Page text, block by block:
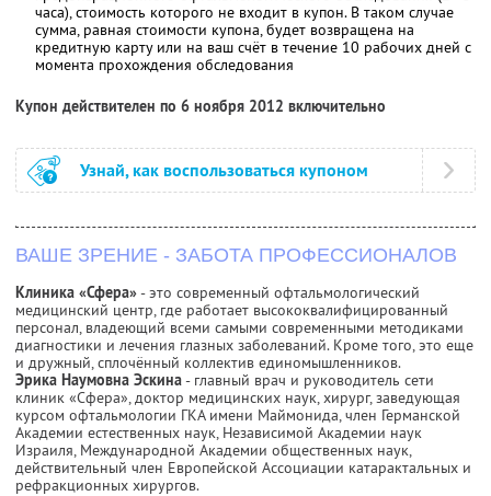
часа), стоимость которого не входит в купон. В таком случае
сумма, равная стоимости купона, будет возвращена на
кредитную карту или на ваш счёт в течение 10 рабочих дней с
момента прохождения обследования
Купон действителен по 6 ноября 2012 включительно
Узнай, как воспользоваться купоном
ВАШЕ ЗРЕНИЕ - ЗАБОТА ПРОФЕССИОНАЛОВ
Клиника «Сфера»- это современный офтальмологический
медицинский центр, где работает высококвалифицированный
персонал, владеющий всеми самыми современными методиками
диагностики и лечения глазных заболеваний. Кроме того, это еще
и дружный, сплочённый коллектив единомышленников.
Эрика Наумовна Эскина- главный врач и руководитель сети
клиник «Сфера», доктор медицинских наук, хирург, заведующая
курсом офтальмологии ГКА имени Маймонида, член Германской
Академии естественных наук, Независимой Академии наук
Израиля, Международной Академии общественных наук,
действительный член Европейской Ассоциации катарактальных и
рефракционных хирургов.